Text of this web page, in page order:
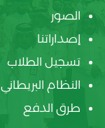
الصور
إصداراتنا
تسجيل الطلاب
النظام البريطاني
طرق الدفع